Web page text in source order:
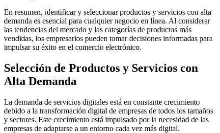
En resumen, identificar y seleccionar productos y servicios con alta
demanda es esencial para cualquier negocio en línea. Al considerar
las tendencias del mercado y las categorías de productos más
vendidas, los empresarios pueden tomar decisiones informadas para
impulsar su éxito en el comercio electrónico.
Selección de Productos y Servicios con
Alta Demanda
La demanda de servicios digitales está en constante crecimiento
debido a la transformación digital de empresas de todos los tamaños
y sectores. Este crecimiento está impulsado por la necesidad de las
empresas de adaptarse a un entorno cada vez más digital.